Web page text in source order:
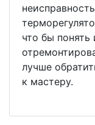
неисправность
что бы понять
лучше
к мастеру.